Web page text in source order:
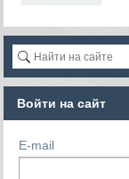
Войти на сайт
E-mail